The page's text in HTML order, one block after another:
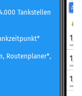
Tankstellen
Routenplaner*,